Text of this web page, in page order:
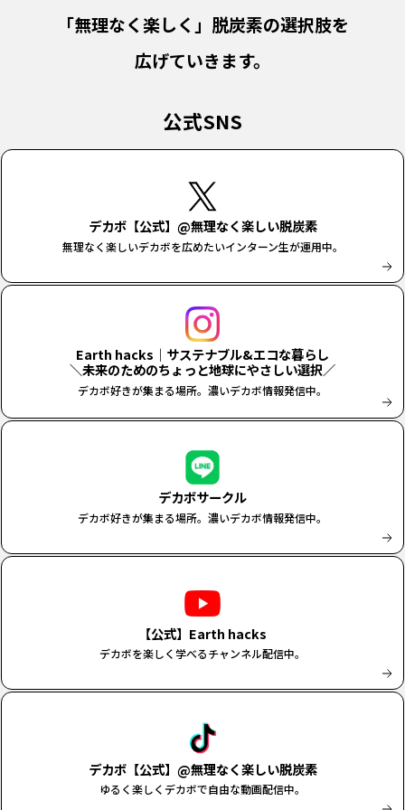
「無理なく楽しく」脱炭素の選択肢を
広げていきます。
公式SNS
デカボ【公式】@無理なく楽しい脱炭素
無理なく楽しいデカボを広めたいインターン生が運用中。
Earth hacks｜サステナブル&エコな暮らし
＼未来のためのちょっと地球にやさしい選択／
デカボ好きが集まる場所。濃いデカボ情報発信中。
デカボサークル
デカボ好きが集まる場所。濃いデカボ情報発信中。
【公式】Earth hacks
デカボを楽しく学べるチャンネル配信中。
デカボ【公式】@無理なく楽しい脱炭素
ゆるく楽しくデカボで自由な動画配信中。